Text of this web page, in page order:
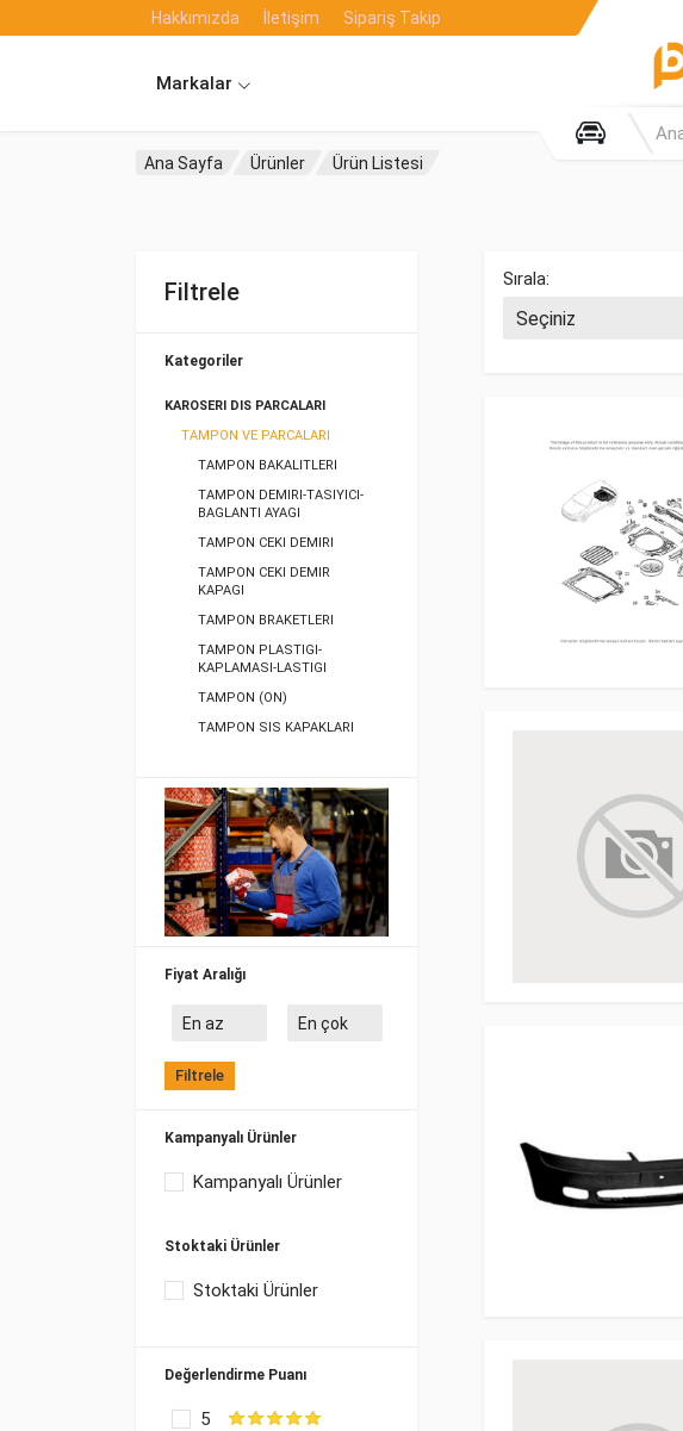
Hakkımızda İletişim Sipariş Takip
Markalar
Ana Sayfa Ürünler Ürün Listesi
Filtrele
Kategoriler
KAROSERI DIS PARCALARI
TAMPON VE PARCALARI
TAMPON BAKALITLERI
TAMPON DEMIRI-TASIYICI-
BAGLANTI AYAGI
TAMPON CEKI DEMIRI
TAMPON CEKI DEMIR
KAPAGI
TAMPON BRAKETLERI
TAMPON PLASTIGI-
KAPLAMASI-LASTIGI
TAMPON (ON)
TAMPON SIS KAPAKLARI
TAMPON (ARKA)
TAMPON SIS-FAR
KAPAKLARI
TAMPON VIDA-CIVATA-
SOMUN
PLAKALIK
KAPAGI
Fiyat Aralığı
Filtrele
Kampanyalı Ürünler
Kampanyalı Ürünler
Stoktaki Ürünler
Stoktaki Ürünler
Değerlendirme Puanı
5
Sırala: